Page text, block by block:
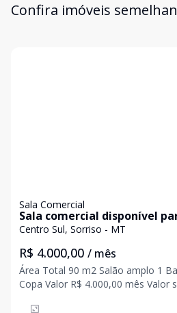
Confira imóveis
Sala Comercial
Sala comercial disponível
próximo a Br 163
Centro Sul, Sorriso - MT
R$ 4.000,00 / mês
Área Total 90 m2 Salão amplo 1
Copa Valor R$ 4.000,00 mês Valor sujeito a alteração